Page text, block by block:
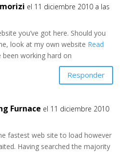
el 11 diciembre 2010 a las
you’ve got here. Should you
look at my own website Read
been working hard on
Responder
Furnace el 11 diciembre 2010
fastest web site to load however
Having searched the majority